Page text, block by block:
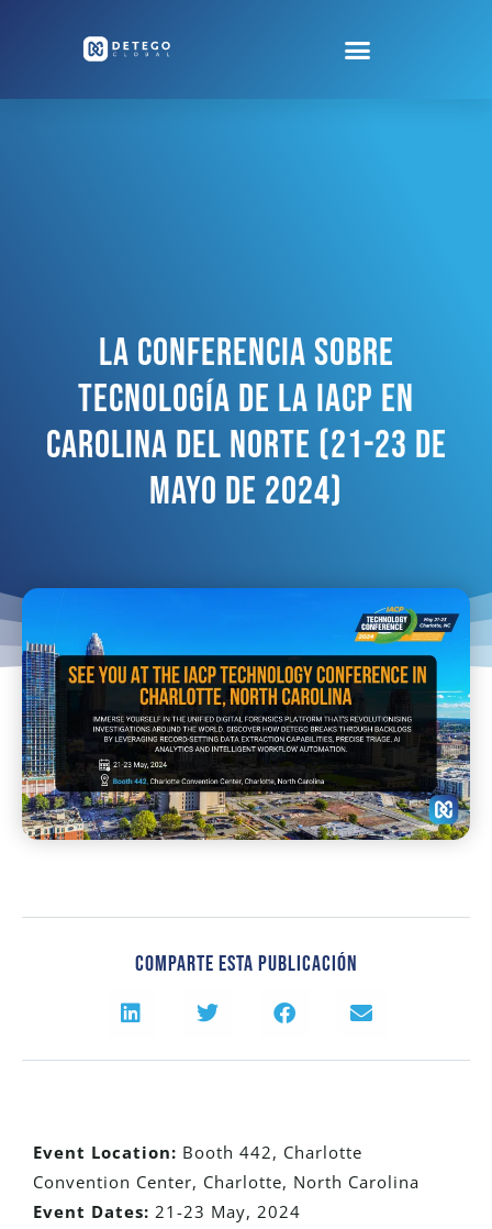
La Conferencia Sobre
Tecnología De La IACP En
Carolina Del Norte (21-23 De
Mayo De 2024)
Comparte Esta Publicación
Event Location: Booth 442, Charlotte
Convention Center, Charlotte, North Carolina
Event Dates: 21-23 May, 2024